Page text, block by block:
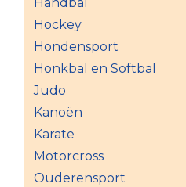
Hockey
Hondensport
Honkbal en Softbal
Judo
Kanoën
Karate
Motorcross
Ouderensport